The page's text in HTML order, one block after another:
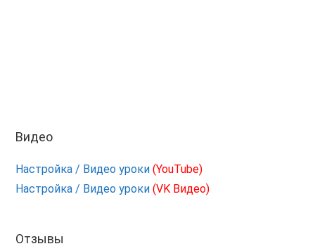
Видео
Настройка / Видео уроки(YouTube)
Настройка / Видео уроки(VK Видео)
Отзывы